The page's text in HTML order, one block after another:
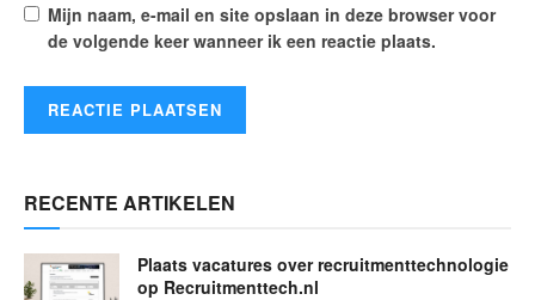
Mijn naam, e-mail en site opslaan in deze browser voor
de volgende keer wanneer ik een reactie plaats.
RECENTE ARTIKELEN
Plaats vacatures over recruitmenttechnologie
op Recruitmenttech.nl